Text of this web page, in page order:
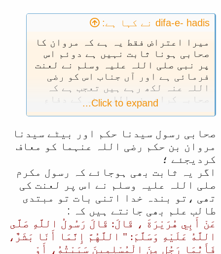
difa-e- hadis نے کہا ہے:
میرا اعتراض فقط یہ ہے کہ مروان کا
صحابی ہونا ثابت نہیں ہے دوئم اس
پر نبی صلی اللہ علیہ وسلم نے لعنت
فرمائی ہے اور آں جناب اس کو رضی
اللہ عنہ لکھ رہے ہیں تعجب ہے کہ
صحابہ کرام رضی اللہ عنہ کے دفاع
کی بات کرنے والے یہ بھول جاتے ہیں
منبر سے علی رضی اللہ عنہ کو برا
بھلا کہتا تھا۔
Click to expand...
صحابی رسول سیدنا حکم اور بیٹے سیدنا
مروان بن حکم رضی اللہ عنہما کو معاف
کردیجئے ؛
اگر یہ ثابت بھی ہوجائے کہ رسول مکرم
صلی اللہ علیہ وسلم نے اس پر لعنت کی
تھی ،تو بندہ خدا اتنی بات تو مبتدی
طالب علم بھی جانتے ہیں کہ :
عَنْ أَبِي هُرَيْرَةَ ، قَالَ: قَالَ رَسُولُ اللَّهِ صَلَّى
اللَّهُ عَلَيْهِ وَسَلَّمَ: " اللَّهُمَّ إِنَّمَا أَنَا بَشَرٌ،
فَأَيُّمَا رَجُلٍ مِنَ الْمُسْلِمِينَ سَبَبْتُهُ، أَوْ